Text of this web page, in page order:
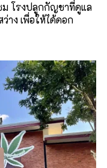
ม โรงปลูกกัญชาที่ดูแล
าง เพื่อให้ได้ดอก